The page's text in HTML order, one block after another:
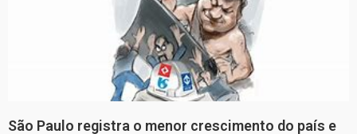
São Paulo registra o menor crescimento do país e